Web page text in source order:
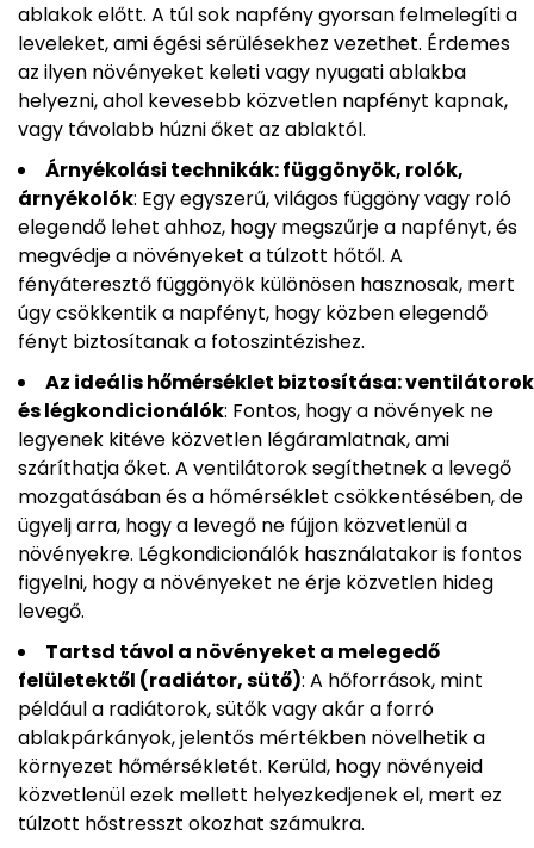
ablakok előtt. A túl sok napfény gyorsan felmelegíti a
leveleket, ami égési sérülésekhez vezethet. Érdemes
az ilyen növényeket keleti vagy nyugati ablakba
helyezni, ahol kevesebb közvetlen napfényt kapnak,
vagy távolabb húzni őket az ablaktól.
Árnyékolási technikák: függönyök, rolók,
árnyékolók: Egy egyszerű, világos függöny vagy roló
elegendő lehet ahhoz, hogy megszűrje a napfényt, és
megvédje a növényeket a túlzott hőtől. A
fényáteresztő függönyök különösen hasznosak, mert
úgy csökkentik a napfényt, hogy közben elegendő
fényt biztosítanak a fotoszintézishez.
Az ideális hőmérséklet biztosítása: ventilátorok
és légkondicionálók: Fontos, hogy a növények ne
legyenek kitéve közvetlen légáramlatnak, ami
száríthatja őket. A ventilátorok segíthetnek a levegő
mozgatásában és a hőmérséklet csökkentésében, de
ügyelj arra, hogy a levegő ne fújjon közvetlenül a
növényekre. Légkondicionálók használatakor is fontos
figyelni, hogy a növényeket ne érje közvetlen hideg
levegő.
Tartsd távol a növényeket a melegedő
felületektől (radiátor, sütő): A hőforrások, mint
például a radiátorok, sütők vagy akár a forró
ablakpárkányok, jelentős mértékben növelhetik a
környezet hőmérsékletét. Kerüld, hogy növényeid
közvetlenül ezek mellett helyezkedjenek el, mert ez
túlzott hőstresszt okozhat számukra.